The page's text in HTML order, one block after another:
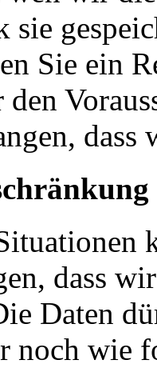
sie
Sie ein
dass
dass
Daten
noch wie